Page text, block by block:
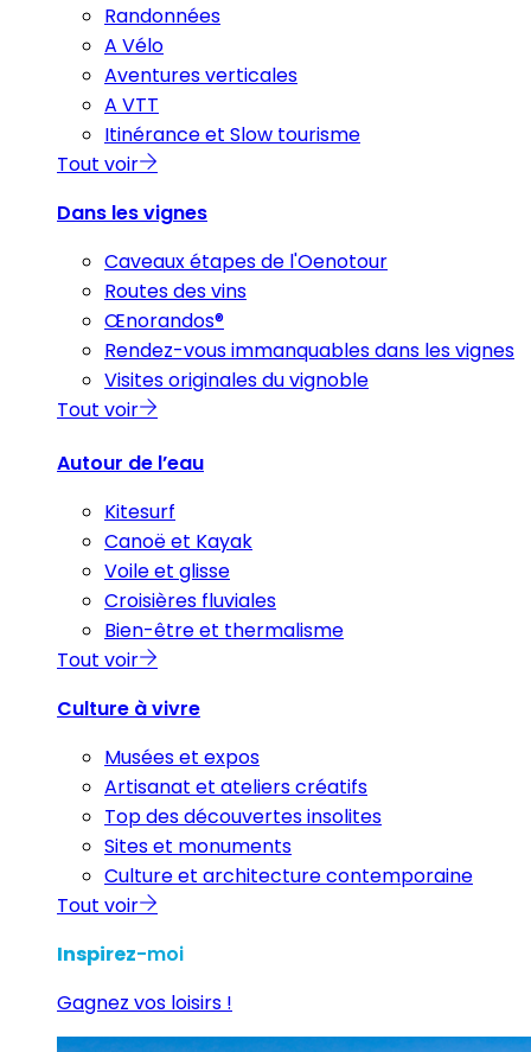
Randonnées
A Vélo
Aventures verticales
A VTT
Itinérance et Slow tourisme
Tout voir
Dans les vignes
Caveaux étapes de l'Oenotour
Routes des vins
Œnorandos®
Rendez-vous immanquables dans les vignes
Visites originales du vignoble
Tout voir
Autour de l’eau
Kitesurf
Canoë et Kayak
Voile et glisse
Croisières fluviales
Bien-être et thermalisme
Tout voir
Culture à vivre
Musées et expos
Artisanat et ateliers créatifs
Top des découvertes insolites
Sites et monuments
Culture et architecture contemporaine
Tout voir
Inspirez-moi
Gagnez vos loisirs !